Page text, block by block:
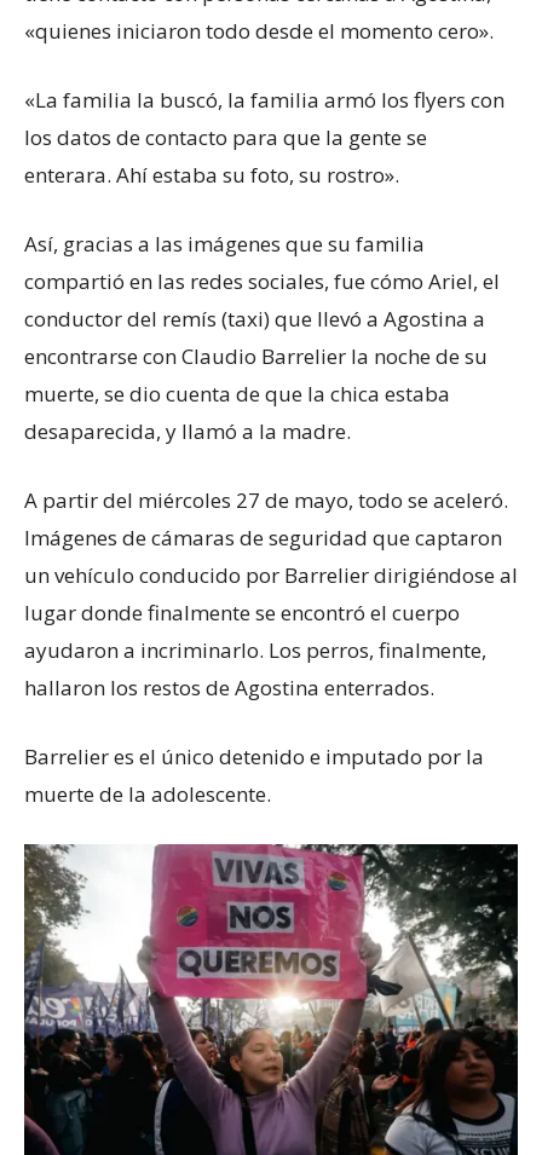
«quienes iniciaron todo desde el momento cero».
«La familia la buscó, la familia armó los flyers con
los datos de contacto para que la gente se
enterara. Ahí estaba su foto, su rostro».
Así, gracias a las imágenes que su familia
compartió en las redes sociales, fue cómo Ariel, el
conductor del remís (taxi) que llevó a Agostina a
encontrarse con Claudio Barrelier la noche de su
muerte, se dio cuenta de que la chica estaba
desaparecida, y llamó a la madre.
A partir del miércoles 27 de mayo, todo se aceleró.
Imágenes de cámaras de seguridad que captaron
un vehículo conducido por Barrelier dirigiéndose al
lugar donde finalmente se encontró el cuerpo
ayudaron a incriminarlo. Los perros, finalmente,
hallaron los restos de Agostina enterrados.
Barrelier es el único detenido e imputado por la
muerte de la adolescente.